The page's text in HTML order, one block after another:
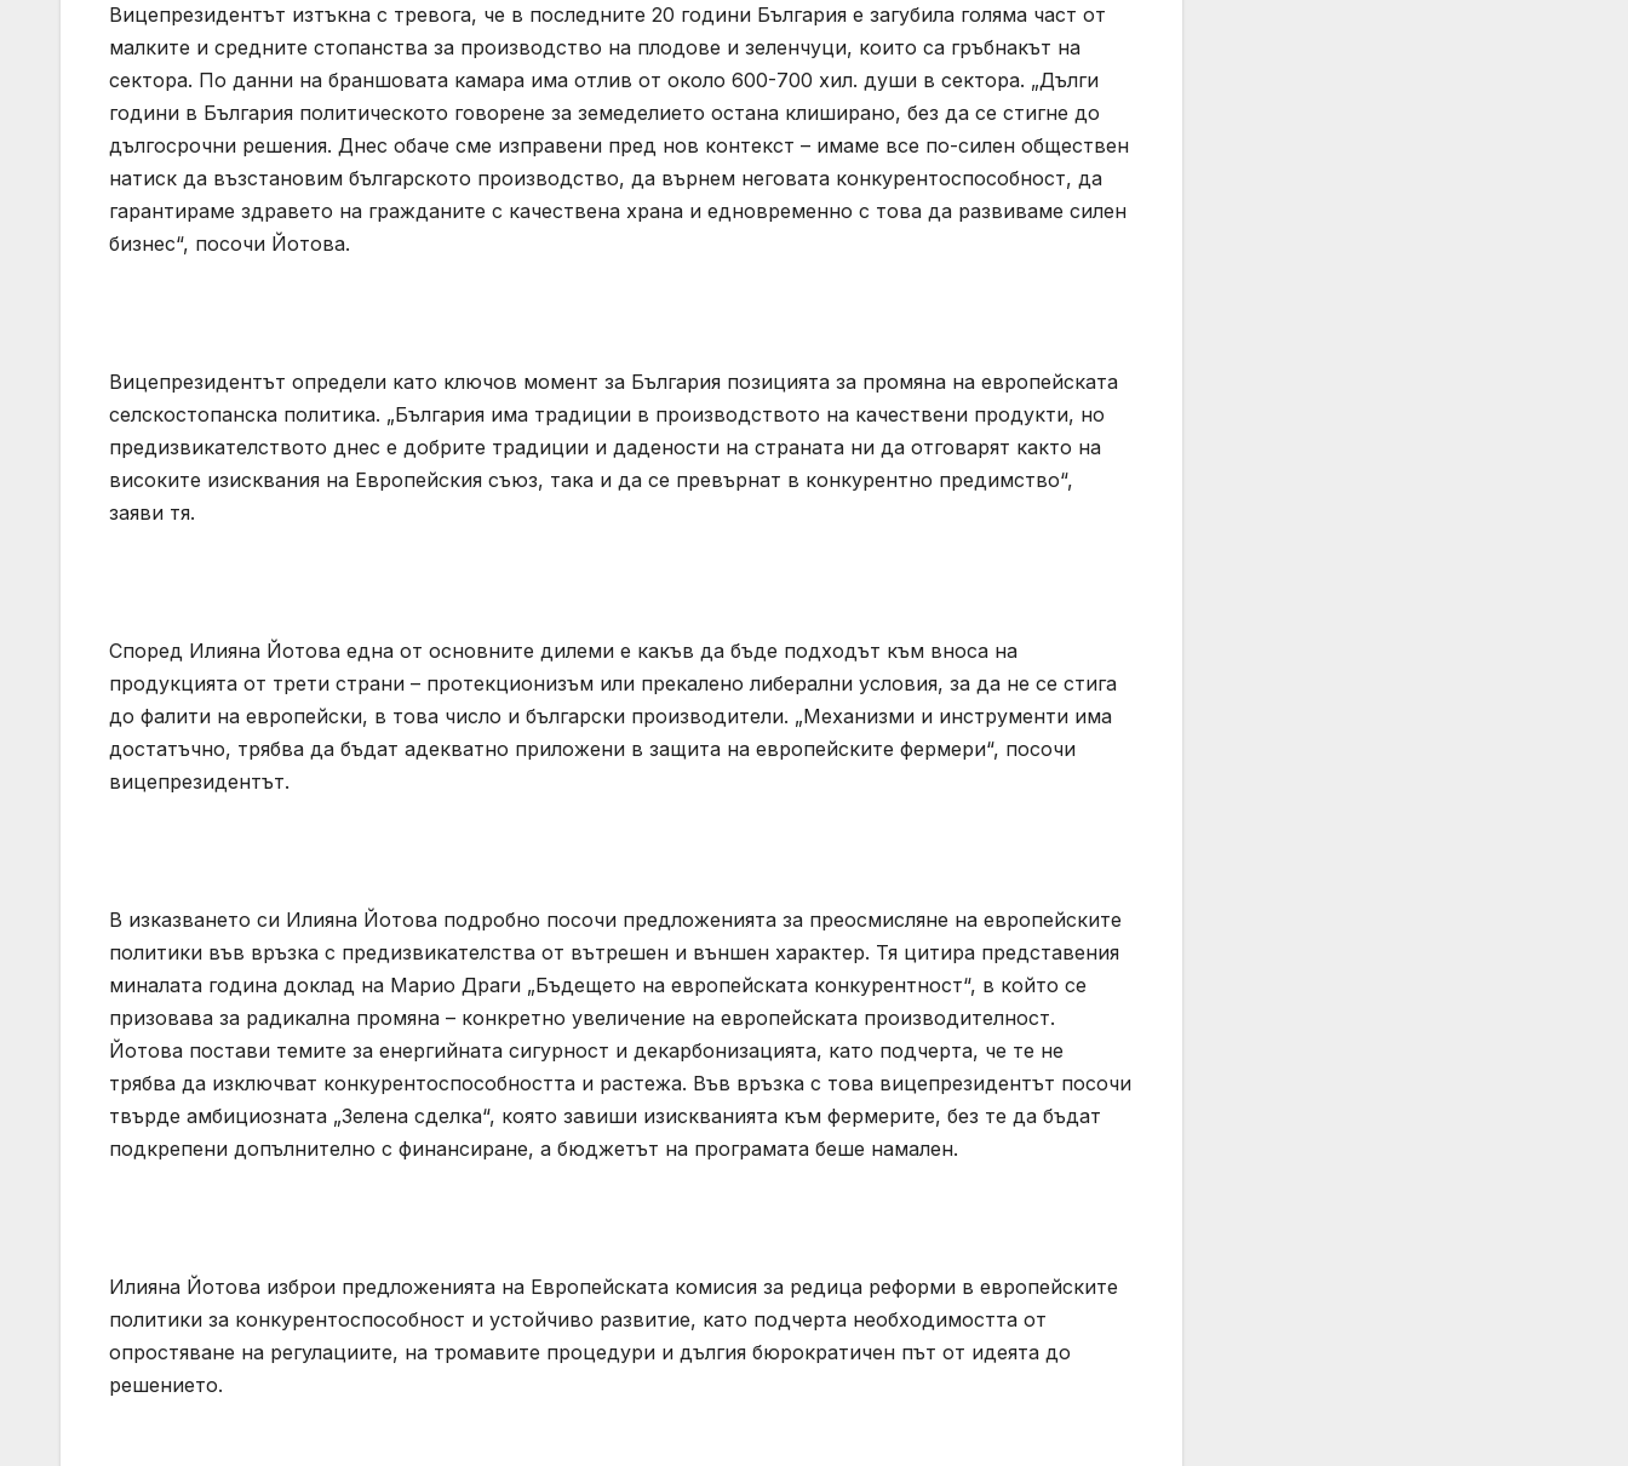
Вицепрезидентът изтъкна с тревога, че в последните 20 години България е загубила голяма част от
малките и средните стопанства за производство на плодове и зеленчуци, които са гръбнакът на
сектора. По данни на браншовата камара има отлив от около 600-700 хил. души в сектора. „Дълги
години в България политическото говорене за земеделието остана клиширано, без да се стигне до
дългосрочни решения. Днес обаче сме изправени пред нов контекст – имаме все по-силен обществен
натиск да възстановим българското производство, да върнем неговата конкурентоспособност, да
гарантираме здравето на гражданите с качествена храна и едновременно с това да развиваме силен
бизнес“, посочи Йотова.
Вицепрезидентът определи като ключов момент за България позицията за промяна на европейската
селскостопанска политика. „България има традиции в производството на качествени продукти, но
предизвикателството днес е добрите традиции и дадености на страната ни да отговарят както на
високите изисквания на Европейския съюз, така и да се превърнат в конкурентно предимство“,
заяви тя.
Според Илияна Йотова една от основните дилеми е какъв да бъде подходът към вноса на
продукцията от трети страни – протекционизъм или прекалено либерални условия, за да не се стига
до фалити на европейски, в това число и български производители. „Механизми и инструменти има
достатъчно, трябва да бъдат адекватно приложени в защита на европейските фермери“, посочи
вицепрезидентът.
В изказването си Илияна Йотова подробно посочи предложенията за преосмисляне на европейските
политики във връзка с предизвикателства от вътрешен и външен характер. Тя цитира представения
миналата година доклад на Марио Драги „Бъдещето на европейската конкурентност“, в който се
призовава за радикална промяна – конкретно увеличение на европейската производителност.
Йотова постави темите за енергийната сигурност и декарбонизацията, като подчерта, че те не
трябва да изключват конкурентоспособността и растежа. Във връзка с това вицепрезидентът посочи
твърде амбициозната „Зелена сделка“, която завиши изискванията към фермерите, без те да бъдат
подкрепени допълнително с финансиране, а бюджетът на програмата беше намален.
Илияна Йотова изброи предложенията на Европейската комисия за редица реформи в европейските
политики за конкурентоспособност и устойчиво развитие, като подчерта необходимостта от
опростяване на регулациите, на тромавите процедури и дългия бюрократичен път от идеята до
решението.